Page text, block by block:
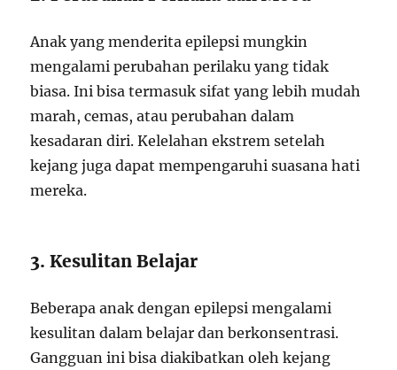
Anak yang menderita epilepsi mungkin
mengalami perubahan perilaku yang tidak
biasa. Ini bisa termasuk sifat yang lebih mudah
marah, cemas, atau perubahan dalam
kesadaran diri. Kelelahan ekstrem setelah
kejang juga dapat mempengaruhi suasana hati
mereka.
3. Kesulitan Belajar
Beberapa anak dengan epilepsi mengalami
kesulitan dalam belajar dan berkonsentrasi.
Gangguan ini bisa diakibatkan oleh kejang